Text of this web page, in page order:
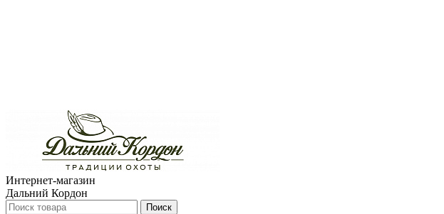
Интернет-магазин
Дальний Кордон
Поиск